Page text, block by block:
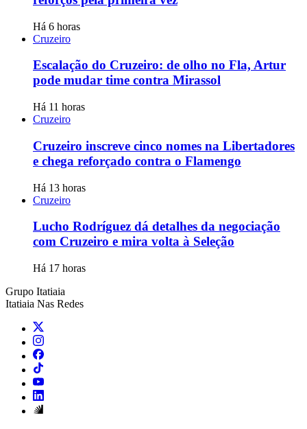
Há 6 horas
Cruzeiro
Escalação do Cruzeiro: de olho no Fla, Artur
pode mudar time contra Mirassol
Há 11 horas
Cruzeiro
Cruzeiro inscreve cinco nomes na Libertadores
e chega reforçado contra o Flamengo
Há 13 horas
Cruzeiro
Lucho Rodríguez dá detalhes da negociação
com Cruzeiro e mira volta à Seleção
Há 17 horas
Grupo Itatiaia
Itatiaia Nas Redes